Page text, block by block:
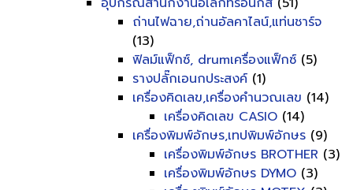
ถ่านไฟฉาย,ถ่านอัลคาไลน์,แท่นชาร์จ
(13)
ฟิลม์แฟ็กซ์, drumเครื่องแฟ็กซ์ (5)
รางปลั๊กเอนกประสงค์ (1)
เครื่องคิดเลข,เครื่องคำนวณเลข (14)
เครื่องคิดเลข CASIO (14)
เครื่องพิมพ์อักษร,เทปพิมพ์อักษร (9)
เครื่องพิมพ์อักษร BROTHER (3)
เครื่องพิมพ์อักษร DYMO (3)